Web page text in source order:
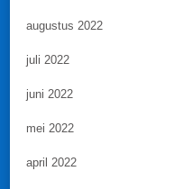
augustus 2022
juli 2022
juni 2022
mei 2022
april 2022